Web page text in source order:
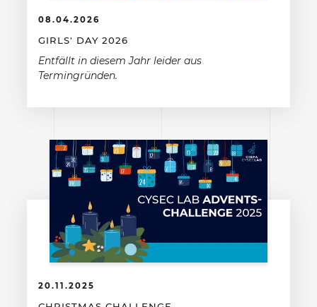
08.04.2026
GIRLS' DAY 2026
Entfällt in diesem Jahr leider aus
Termingründen.
20.11.2025